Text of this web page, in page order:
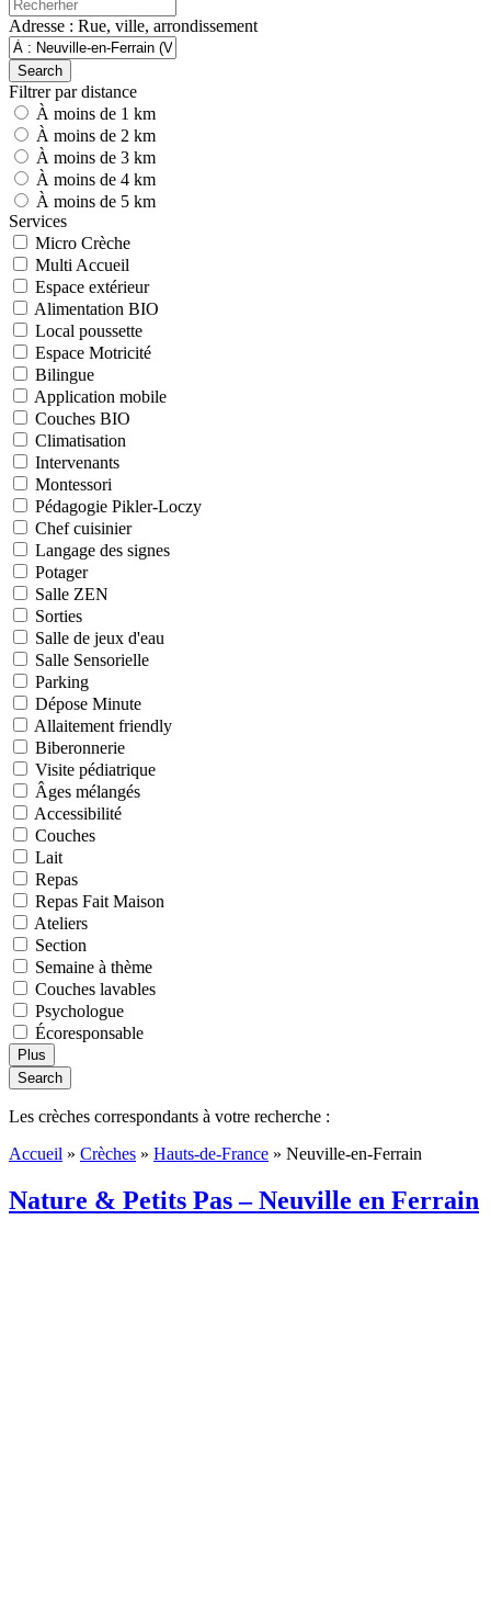
Adresse : Rue, ville, arrondissement
Search
Filtrer par distance
À moins de 1 km
À moins de 2 km
À moins de 3 km
À moins de 4 km
À moins de 5 km
Services
Micro Crèche
Multi Accueil
Espace extérieur
Alimentation BIO
Local poussette
Espace Motricité
Bilingue
Application mobile
Couches BIO
Climatisation
Intervenants
Montessori
Pédagogie Pikler-Loczy
Chef cuisinier
Langage des signes
Potager
Salle ZEN
Sorties
Salle de jeux d'eau
Salle Sensorielle
Parking
Dépose Minute
Allaitement friendly
Biberonnerie
Visite pédiatrique
Âges mélangés
Accessibilité
Couches
Lait
Repas
Repas Fait Maison
Ateliers
Section
Semaine à thème
Couches lavables
Psychologue
Écoresponsable
Plus
Search
Les crèches correspondants à votre recherche :
Accueil » Crèches » Hauts-de-France » Neuville-en-Ferrain
Nature & Petits Pas – Neuville en Ferrain